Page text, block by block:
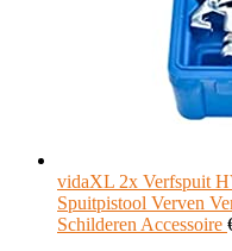
vidaXL 2x Verfspuit
Spuitpistool Verven
Schilderen Accessoire